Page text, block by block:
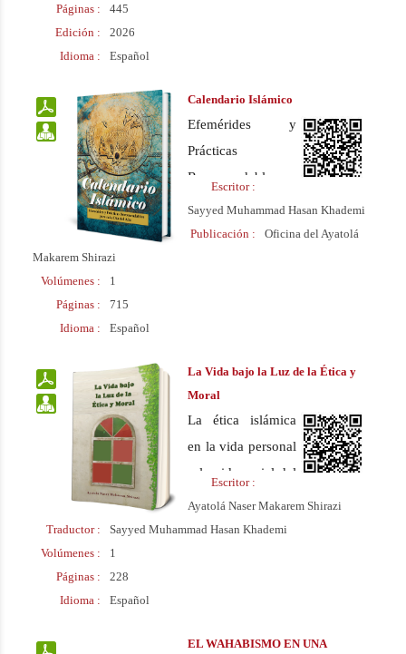
Páginas :
445
Edición :
2026
Idioma :
Español
Calendario Islámico
Efemérides y
Prácticas
Recomendables
para cada Día del
Año
Escritor :
Sayyed Muhammad Hasan Khademi
Publicación :
Oficina del Ayatolá
Makarem Shirazi
Volúmenes :
1
Páginas :
715
Idioma :
Español
La Vida bajo la Luz de la Ética y
Moral
La ética islámica
en la vida personal
y la vida social del
ser humano
Escritor :
Ayatolá Naser Makarem Shirazi
Traductor :
Sayyed Muhammad Hasan Khademi
Volúmenes :
1
Páginas :
228
Idioma :
Español
EL WAHABISMO EN UNA